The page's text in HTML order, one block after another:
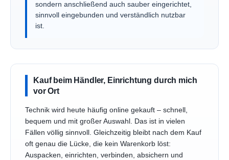
sondern anschließend auch sauber eingerichtet,
sinnvoll eingebunden und verständlich nutzbar
ist.
Kauf beim Händler, Einrichtung durch mich
vor Ort
Technik wird heute häufig online gekauft – schnell,
bequem und mit großer Auswahl. Das ist in vielen
Fällen völlig sinnvoll. Gleichzeitig bleibt nach dem Kauf
oft genau die Lücke, die kein Warenkorb löst:
Auspacken, einrichten, verbinden, absichern und